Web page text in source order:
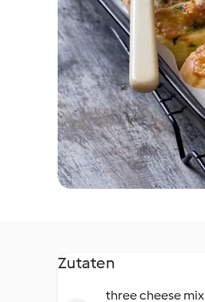
Zutaten
three cheese mix